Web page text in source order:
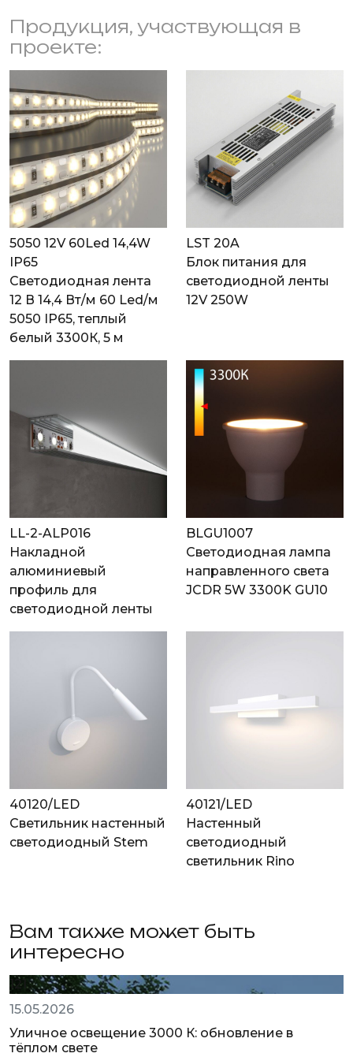
Продукция, участвующая в
проекте:
5050 12V 60Led 14,4W
IP65
Светодиодная лента
12 В 14,4 Вт/м 60 Led/м
5050 IP65, теплый
белый 3300К, 5 м
LST 20A
Блок питания для
светодиодной ленты
12V 250W
LL-2-ALP016
Накладной
алюминиевый
профиль для
светодиодной ленты
BLGU1007
Светодиодная лампа
направленного света
JCDR 5W 3300K GU10
40120/LED
Светильник настенный
светодиодный Stem
40121/LED
Настенный
светодиодный
светильник Rino
Вам также может быть
интересно
121
15.05.2026
Уличное освещение 3000 К: обновление в
тёплом свете